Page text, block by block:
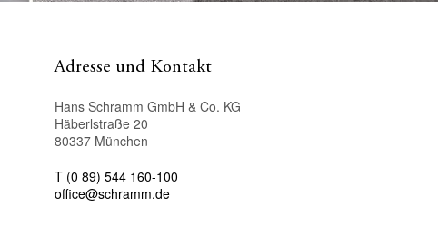
Adresse und Kontakt
Hans Schramm GmbH & Co. KG
Häberlstraße 20
80337 München
T (0 89) 544 160-100
office@schramm.de